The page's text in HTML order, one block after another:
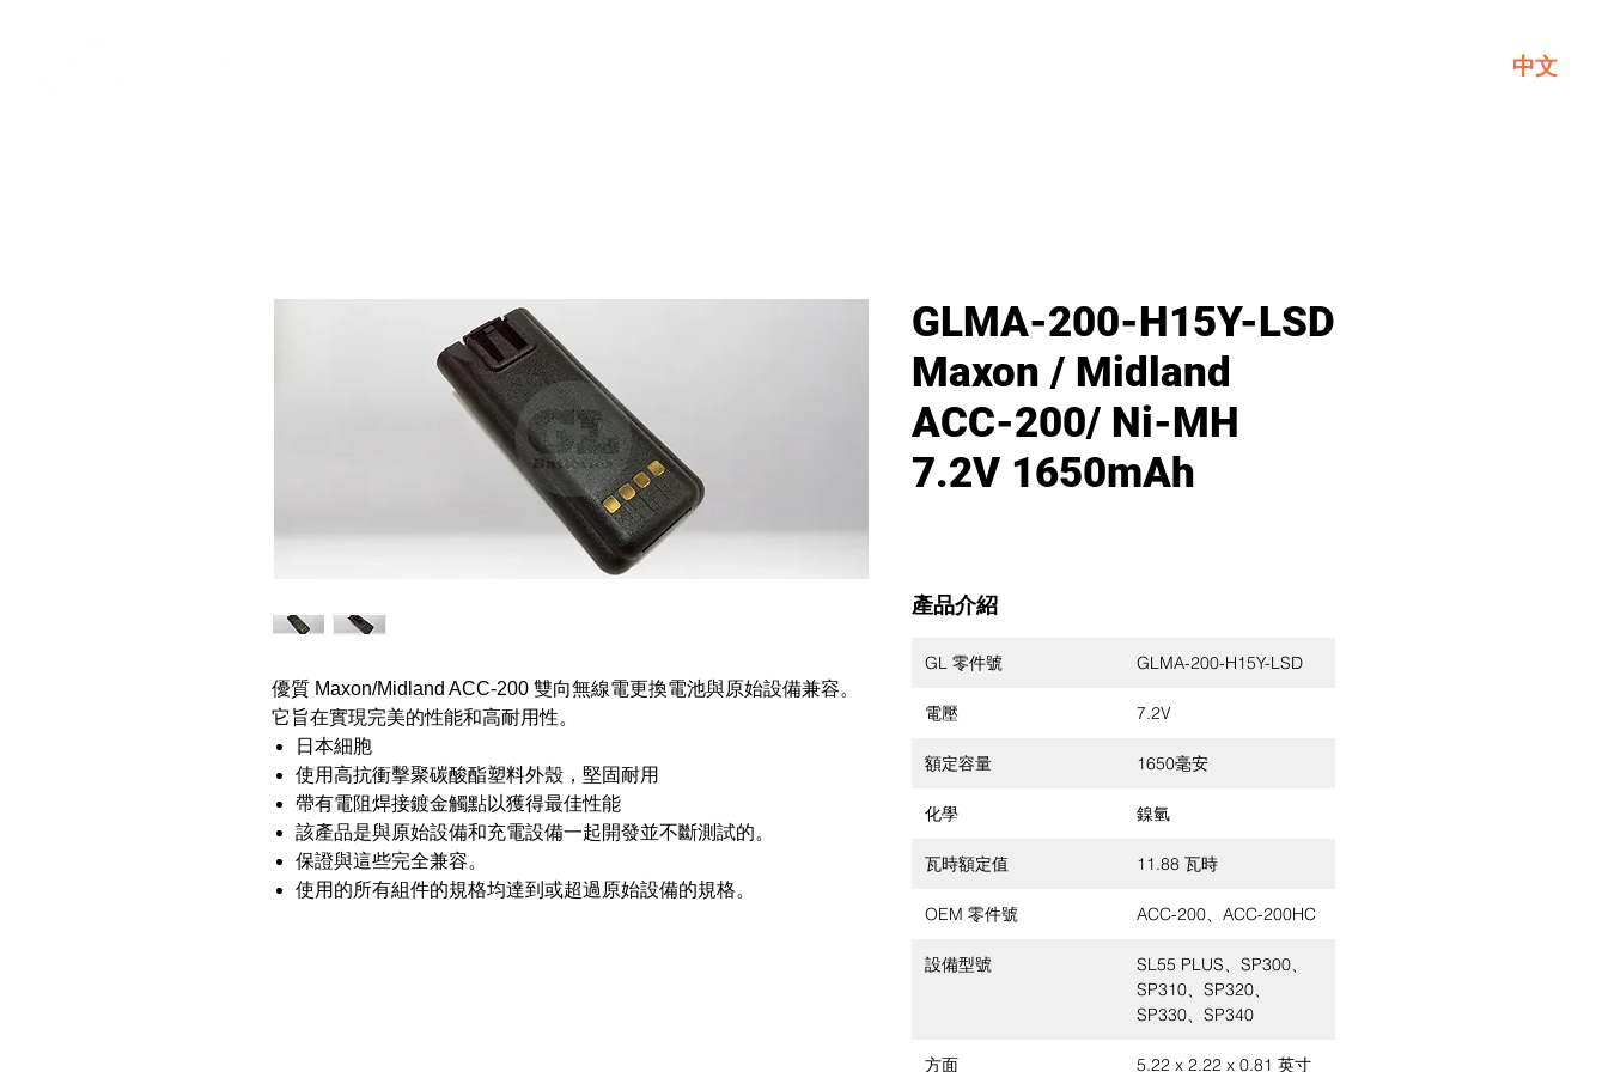
中文
優質 Maxon/Midland ACC-200 雙向無線電更換電池與原始設備兼容。
它旨在實現完美的性能和高耐用性。
日本細胞
使用高抗衝擊聚碳酸酯塑料外殼，堅固耐用
帶有電阻焊接鍍金觸點以獲得最佳性能
該產品是與原始設備和充電設備一起開發並不斷測試的。
保證與這些完全兼容。
使用的所有組件的規格均達到或超過原始設備的規格。
GLMA-200-H15Y-LSD
Maxon / Midland
ACC-200/ Ni-MH
7.2V 1650mAh
產品介紹
GL 零件號 GLMA-200-H15Y-LSD
電壓 7.2V
額定容量 1650毫安
化學 鎳氫
瓦時額定值 11.88 瓦時
OEM 零件號 ACC-200、ACC-200HC
設備型號
SL55 PLUS、SP300、
SP310、SP320、
SP330、SP340
方面 5.22 x 2.22 x 0.81 英寸